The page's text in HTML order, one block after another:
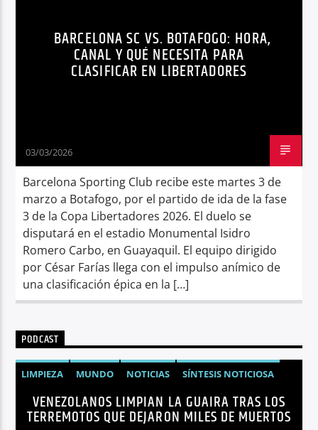
Radio hola
BARCELONA SC VS. BOTAFOGO: HORA,
CANAL Y QUÉ NECESITA PARA
CLASIFICAR EN LIBERTADORES
03/03/2026
Barcelona Sporting Club recibe este martes 3 de
marzo a Botafogo, por el partido de ida de la fase
3 de la Copa Libertadores 2026. El duelo se
disputará en el estadio Monumental Isidro
Romero Carbo, en Guayaquil. El equipo dirigido
por César Farías llega con el impulso anímico de
una clasificación épica en la […]
PODCAST
LIMPIEZA MUNDO NOTICIAS
SÍNTESIS NOTICIOSA
TERREMOTOS VENEZUELA
VENEZUELA
VENEZOLANOS LIMPIAN LA GUAIRA TRAS LOS
TERREMOTOS QUE DEJARON MILES DE MUERTOS